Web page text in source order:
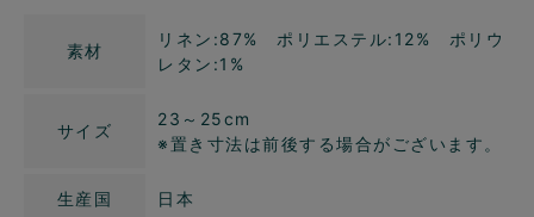
素材
リネン:87% ポリエステル:12% ポリウ
レタン:1%
サイズ
23～25cm
※置き寸法は前後する場合がございます。
生産国 日本